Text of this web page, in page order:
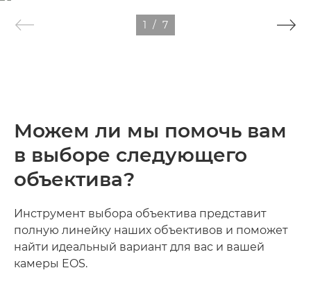
1 / 7
Можем ли мы помочь вам
в выборе следующего
объектива?
Инструмент выбора объектива представит
полную линейку наших объективов и поможет
найти идеальный вариант для вас и вашей
камеры EOS.